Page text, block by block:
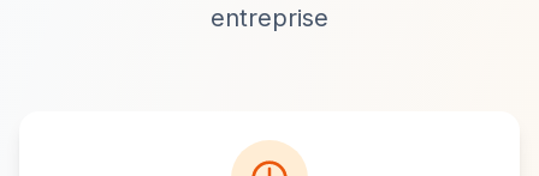
entreprise